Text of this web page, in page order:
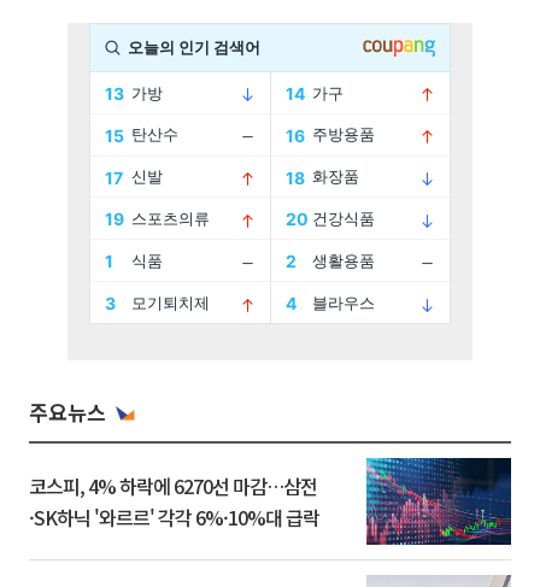
주요뉴스
코스피, 4% 하락에 6270선 마감…삼전
·SK하닉 '와르르' 각각 6%·10%대 급락